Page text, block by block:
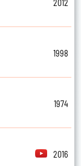
2012
1998
1974
2016